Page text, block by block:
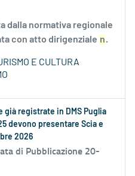
dalla normativa regionale
con atto dirigenziale n.
E CULTURA
già registrate in DMS Puglia
devono presentare Scia e
2026
di Pubblicazione 20-